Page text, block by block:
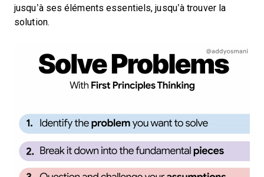
jusqu’à ses éléments essentiels, jusqu’à trouver la
solution.